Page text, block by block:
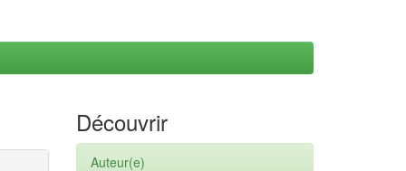
Découvrir
Auteur(e)